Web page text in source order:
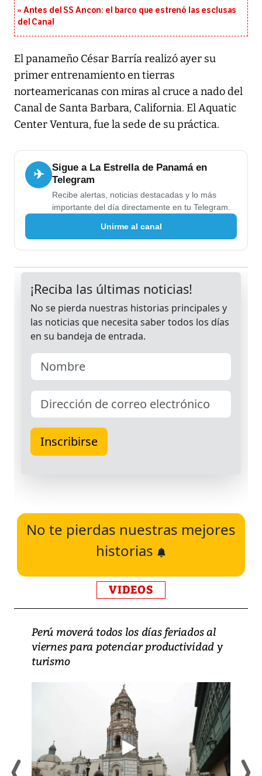
Antes del SS Ancon: el barco que estrenó las esclusas
del Canal
El panameño César Barría realizó ayer su
primer entrenamiento en tierras
norteamericanas con miras al cruce a nado del
Canal de Santa Barbara, California. El Aquatic
Center Ventura, fue la sede de su práctica.
✈
Sigue a La Estrella de Panamá en
Telegram
Recibe alertas, noticias destacadas y lo más
importante del día directamente en tu Telegram.
Unirme al canal
No te pierdas nuestras mejores
historias
VIDEOS
Perú moverá todos los días feriados al
viernes para potenciar productividad y
turismo